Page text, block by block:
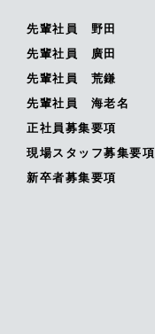
先輩社員 野田
先輩社員 廣田
先輩社員 荒鎌
先輩社員 海老名
正社員募集要項
現場スタッフ募集要項
新卒者募集要項